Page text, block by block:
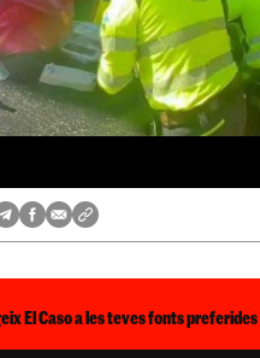
El Caso a les teves fonts